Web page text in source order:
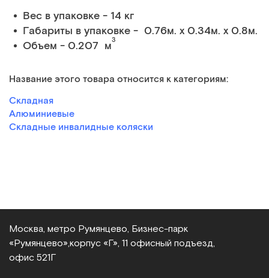
Вес в упаковке - 14 кг
Габариты в упаковке - 0.76м. x 0.34м. x 0.8м.
Объем - 0.207 м3
Название этого товара относится к категориям:
Складная
Алюминиевые
Складные инвалидные коляски
Москва, метро Румянцево, Бизнес‑парк
«Румянцево», корпус «Г», 11 офисный подъезд,
офис 521Г